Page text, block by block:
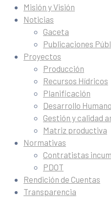
Misión y Visión
Noticias
Gaceta
Publicaciones
Proyectos
Producción
Recursos Hídricos
Planificación
Desarrollo
Gestión y calidad
Matriz productiva
Normativas
Contratistas
PDOT
Rendición de Cuentas
Transparencia